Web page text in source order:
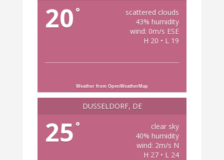
20 °
scattered clouds
43% humidity
wind: 0m/s ESE
H 20 • L 19
Weather from OpenWeatherMap
DÜSSELDORF, DE
25 °
clear sky
40% humidity
wind: 2m/s N
H 27 • L 24